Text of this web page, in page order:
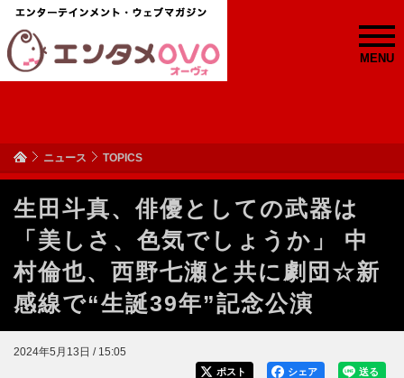
MENU
ニュース TOPICS
生田斗真、俳優としての武器は
「美しさ、色気でしょうか」 中
村倫也、西野七瀬と共に劇団☆新
感線で“生誕39年”記念公演
2024年5月13日 / 15:05
送る
シェア
ポスト